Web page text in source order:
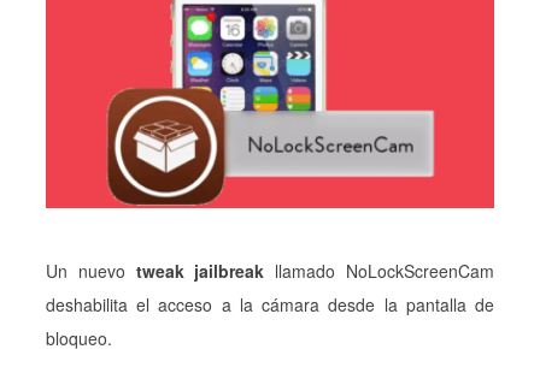
Un nuevo tweak jailbreak llamado NoLockScreenCam
deshabilita el acceso a la cámara desde la pantalla de
bloqueo.